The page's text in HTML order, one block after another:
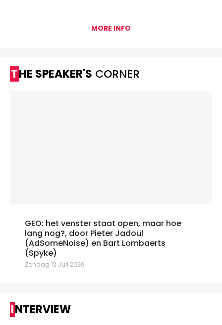
MORE INFO
THE SPEAKER'S CORNER
GEO: het venster staat open, maar hoe
lang nog?, door Pieter Jadoul
(AdSomeNoise) en Bart Lombaerts
(Spyke)
Zondag 12 Juli 2026
INTERVIEW